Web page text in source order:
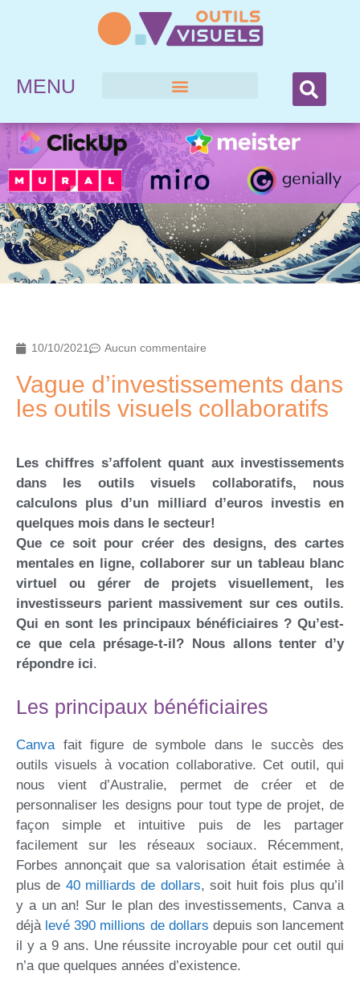
MENU
10/10/2021 Aucun commentaire
Vague d’investissements dans
les outils visuels collaboratifs
Les chiffres s’affolent quant aux investissements
dans les outils visuels collaboratifs, nous
calculons plus d’un milliard d’euros investis en
quelques mois dans le secteur!
Que ce soit pour créer des designs, des cartes
mentales en ligne, collaborer sur un tableau blanc
virtuel ou gérer de projets visuellement, les
investisseurs parient massivement sur ces outils.
Qui en sont les principaux bénéficiaires ? Qu’est-
ce que cela présage-t-il? Nous allons tenter d’y
répondre ici.
Les principaux bénéficiaires
Canva fait figure de symbole dans le succès des
outils visuels à vocation collaborative. Cet outil, qui
nous vient d’Australie, permet de créer et de
personnaliser les designs pour tout type de projet, de
façon simple et intuitive puis de les partager
facilement sur les réseaux sociaux. Récemment,
Forbes annonçait que sa valorisation était estimée à
plus de 40 milliards de dollars, soit huit fois plus qu’il
y a un an! Sur le plan des investissements, Canva a
déjà levé 390 millions de dollars depuis son lancement
il y a 9 ans. Une réussite incroyable pour cet outil qui
n’a que quelques années d’existence.